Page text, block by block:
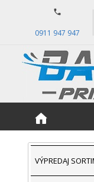
0911 947 947
VÝPREDAJ